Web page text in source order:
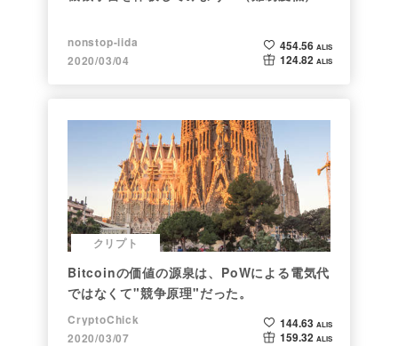
nonstop-iida
2020/03/04
454.56 ALIS
124.82 ALIS
クリプト
Bitcoinの価値の源泉は、PoWによる電気代
ではなくて"競争原理"だった。
CryptoChick
2020/03/07
144.63 ALIS
159.32 ALIS